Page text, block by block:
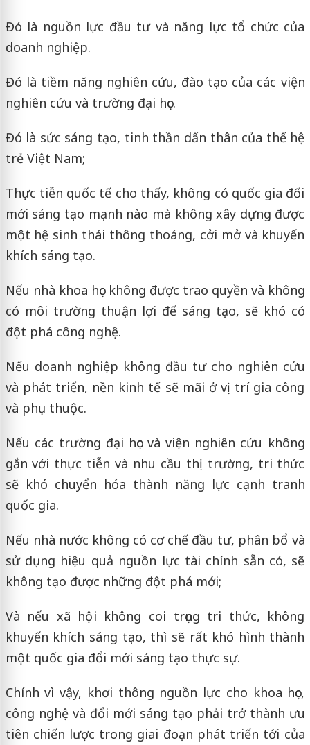
Đó là nguồn lực đầu tư và năng lực tổ chức của
doanh nghiệp.
Đó là tiềm năng nghiên cứu, đào tạo của các viện
nghiên cứu và trường đại học.
Đó là sức sáng tạo, tinh thần dấn thân của thế hệ
trẻ Việt Nam;
Thực tiễn quốc tế cho thấy, không có quốc gia đổi
mới sáng tạo mạnh nào mà không xây dựng được
một hệ sinh thái thông thoáng, cởi mở và khuyến
khích sáng tạo.
Nếu nhà khoa học không được trao quyền và không
có môi trường thuận lợi để sáng tạo, sẽ khó có
đột phá công nghệ.
Nếu doanh nghiệp không đầu tư cho nghiên cứu
và phát triển, nền kinh tế sẽ mãi ở vị trí gia công
và phụ thuộc.
Nếu các trường đại học và viện nghiên cứu không
gắn với thực tiễn và nhu cầu thị trường, tri thức
sẽ khó chuyển hóa thành năng lực cạnh tranh
quốc gia.
Nếu nhà nước không có cơ chế đầu tư, phân bổ và
sử dụng hiệu quả nguồn lực tài chính sẵn có, sẽ
không tạo được những đột phá mới;
Và nếu xã hội không coi trọng tri thức, không
khuyến khích sáng tạo, thì sẽ rất khó hình thành
một quốc gia đổi mới sáng tạo thực sự.
Chính vì vậy, khơi thông nguồn lực cho khoa học,
công nghệ và đổi mới sáng tạo phải trở thành ưu
tiên chiến lược trong giai đoạn phát triển tới của